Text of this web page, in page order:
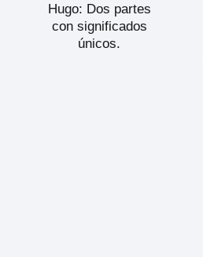
Hugo: Dos partes
con significados
únicos.